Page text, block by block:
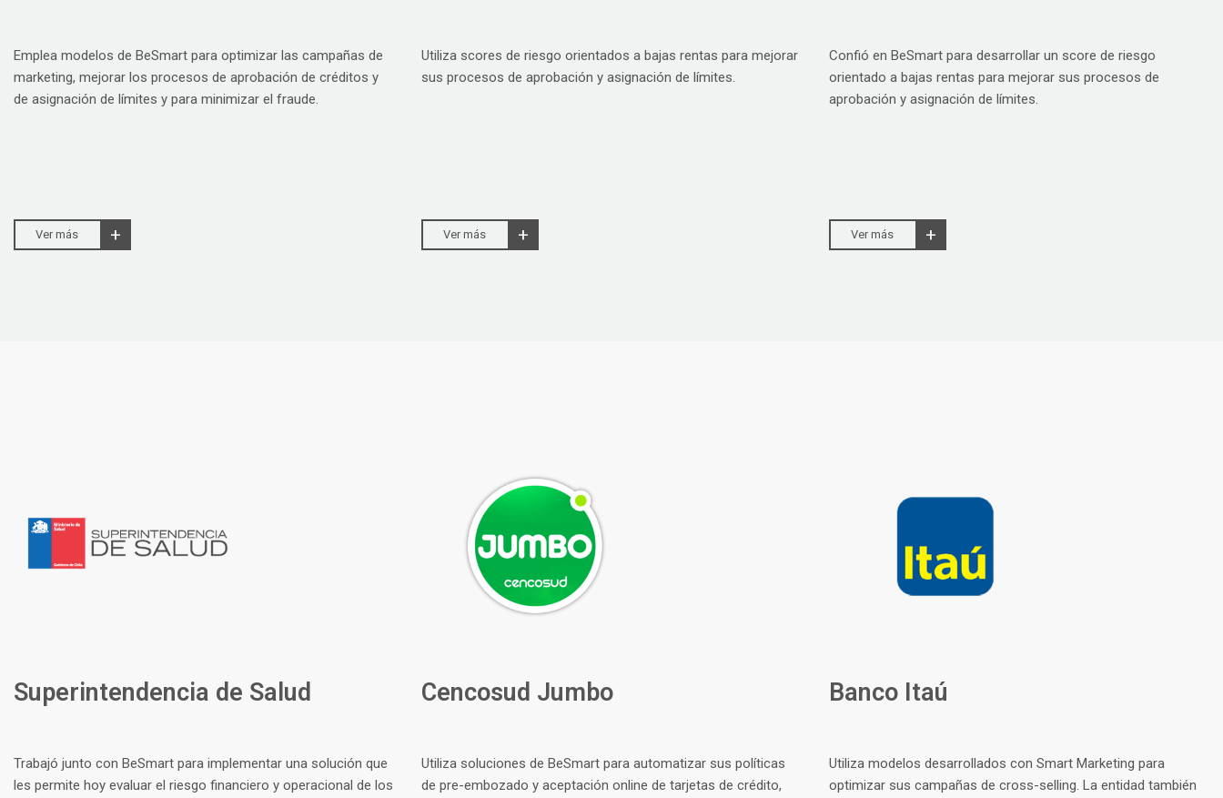
Emplea modelos de BeSmart para optimizar las campañas de
marketing, mejorar los procesos de aprobación de créditos y
de asignación de límites y para minimizar el fraude.
Ver más
Utiliza scores de riesgo orientados a bajas rentas para mejorar
sus procesos de aprobación y asignación de límites.
Ver más
Confió en BeSmart para desarrollar un score de riesgo
orientado a bajas rentas para mejorar sus procesos de
aprobación y asignación de límites.
Ver más
Superintendencia de Salud
Trabajó junto con BeSmart para implementar una solución que
les permite hoy evaluar el riesgo financiero y operacional de los
Cencosud Jumbo
Utiliza soluciones de BeSmart para automatizar sus políticas
de pre-embozado y aceptación online de tarjetas de crédito,
Banco Itaú
Utiliza modelos desarrollados con Smart Marketing para
optimizar sus campañas de cross-selling. La entidad también